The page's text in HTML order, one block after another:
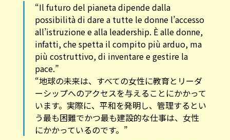
“Il futuro del pianeta dipende dalla
possibilità di dare a tutte le donne l’accesso
all’istruzione e alla leadership. È alle donne,
infatti, che spetta il compito più arduo, ma
più costruttivo, di inventare e gestire la
pace.”
“地球の未来は、すべての女性に教育とリーダ
ーシップへのアクセスを与えることにかかって
います。実際に、平和を発明し、管理するとい
う最も困難でかつ最も建設的な仕事は、女性
にかかっているのです。”